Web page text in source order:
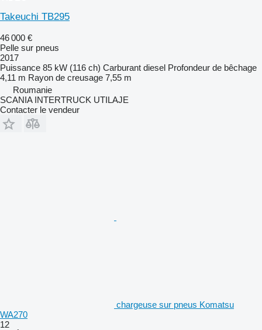
Takeuchi TB295
46 000 €
Pelle sur pneus
2017
Puissance 85 kW (116 ch) Carburant diesel Profondeur de bêchage
4,11 m Rayon de creusage 7,55 m
Roumanie
SCANIA INTERTRUCK UTILAJE
Contacter le vendeur
chargeuse sur pneus Komatsu
WA270
12